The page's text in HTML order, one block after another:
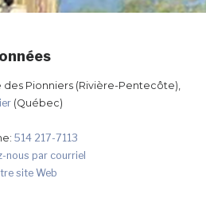
des Pionniers (Rivière-Pentecôte),
(Québec)
514 217-7113
nous par courriel
site Web